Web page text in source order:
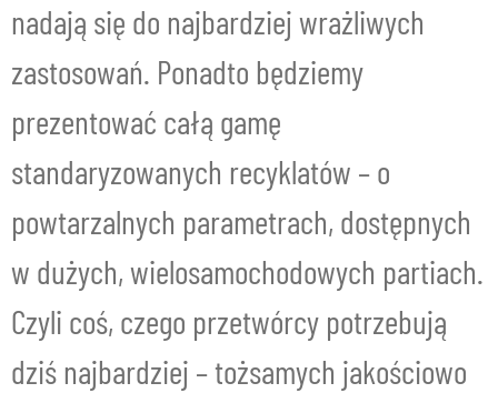
nadają się do najbardziej wrażliwych
zastosowań. Ponadto będziemy
prezentować całą gamę
standaryzowanych recyklatów – o
powtarzalnych parametrach, dostępnych
w dużych, wielosamochodowych partiach.
Czyli coś, czego przetwórcy potrzebują
dziś najbardziej – tożsamych jakościowo